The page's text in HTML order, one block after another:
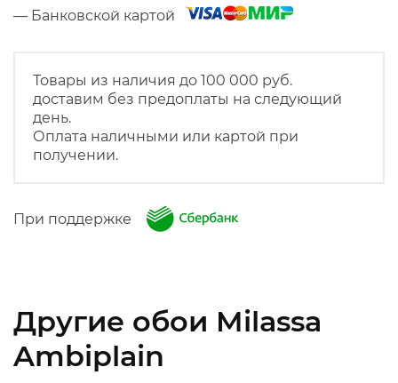
— Банковской картой
Товары из наличия до 100 000 руб.
доставим без предоплаты на следующий
день.
Оплата наличными или картой при
получении.
При поддержке
Другие обои Milassa
Ambiplain